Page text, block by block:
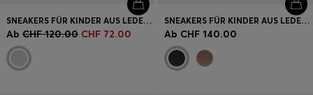
SNEAKERS FÜR KINDER AUS LEDER UND MESH
Ab CHF 120.00 CHF 72.00
SNEAKERS FÜR KINDER AUS LEDER UND CANVAS MIT LOGO
Ab CHF 140.00